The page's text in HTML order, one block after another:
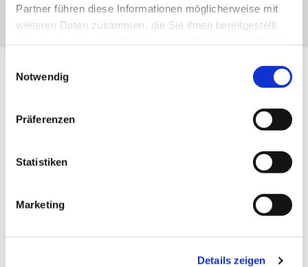
Partner führen diese Informationen möglicherweise mit
weiteren Daten zusammen, die Sie ihnen bereitgestellt
Notwendig
Präferenzen
Statistiken
Marketing
Details zeigen
Dillenburg